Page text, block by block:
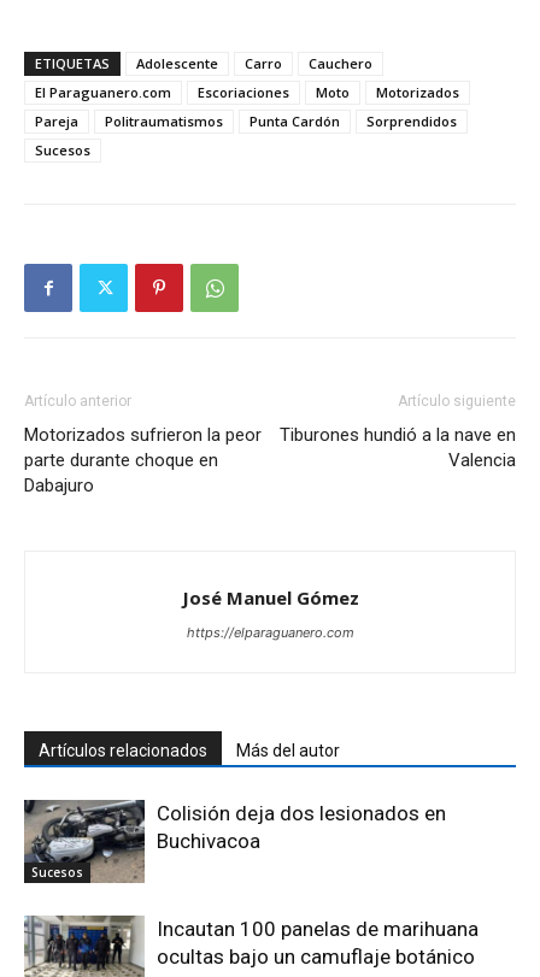
ETIQUETAS Adolescente Carro
Cauchero
El Paraguanero.com
Escoriaciones Moto
Motorizados
Pareja
Politraumatismos Punta Cardón
Sorprendidos
Sucesos
Artículo anterior
Motorizados sufrieron la peor
parte durante choque en
Dabajuro
Artículo siguiente
Tiburones hundió a la nave en
Valencia
José Manuel Gómez
https://elparaguanero.com
Artículos relacionados Más del autor
Sucesos
Colisión deja dos lesionados en
Buchivacoa
Incautan 100 panelas de marihuana
ocultas bajo un camuflaje botánico